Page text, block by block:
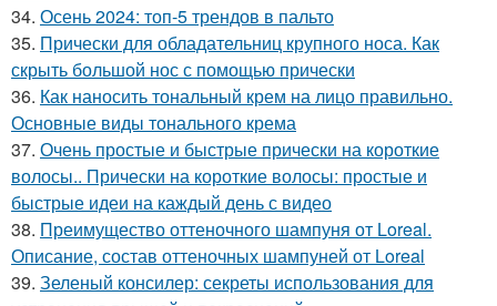
34. Осень 2024: топ-5 трендов в пальто
35. Прически для обладательниц крупного носа. Как
скрыть большой нос с помощью прически
36. Как наносить тональный крем на лицо правильно.
Основные виды тонального крема
37. Очень простые и быстрые прически на короткие
волосы.. Прически на короткие волосы: простые и
быстрые идеи на каждый день с видео
38. Преимущество оттеночного шампуня от Loreal.
Описание, состав оттеночных шампуней от Loreal
39. Зеленый консилер: секреты использования для